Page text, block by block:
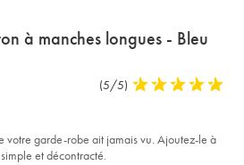
à manches longues - Bleu
Commentaires
(5/5) 5
5
votre garde-robe ait jamais vu. Ajoutez-le à
et décontracté.